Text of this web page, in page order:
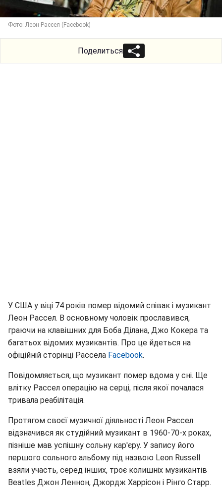
Фото: Леон Рассел (Facebook)
Поделиться
У США у віці 74 років помер відомий співак і музикант
Леон Рассел. В основному чоловік прославився,
граючи на клавішних для Боба Ділана, Джо Кокера та
багатьох відомих музикантів. Про це йдеться на
офіційній сторінці Рассела Facebook.
Повідомляється, що музикант помер вдома у сні. Ще
влітку Рассел операцію на серці, після якої почалася
тривала реабілітація.
Протягом своєї музичної діяльності Леон Рассел
відзначився як студійний музикант в 1960-70-х роках,
пізніше мав успішну сольну кар'єру. У запису його
першого сольного альбому під назвою Leon Russell
взяли участь, серед інших, троє колишніх музикантів
Beatles Джон Леннон, Джордж Харрісон і Рінго Старр.